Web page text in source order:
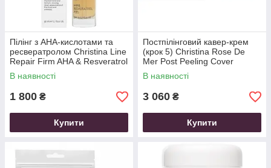
Пілінг з AHA-кислотами та
ресвератролом Christina Line
Repair Firm AHA & Resveratrol
Peel 50 мл
В наявності
1 800 ₴
Купити
Постпілінговий кавер-крем
(крок 5) Christina Rose De
Mer Post Peeling Cover
Cream 20 мл
В наявності
3 060 ₴
Купити